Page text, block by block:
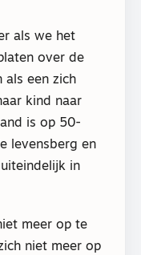
als we het
over de
als een zich
kind naar
is op 50-
levensberg en
in
meer op te
niet meer op